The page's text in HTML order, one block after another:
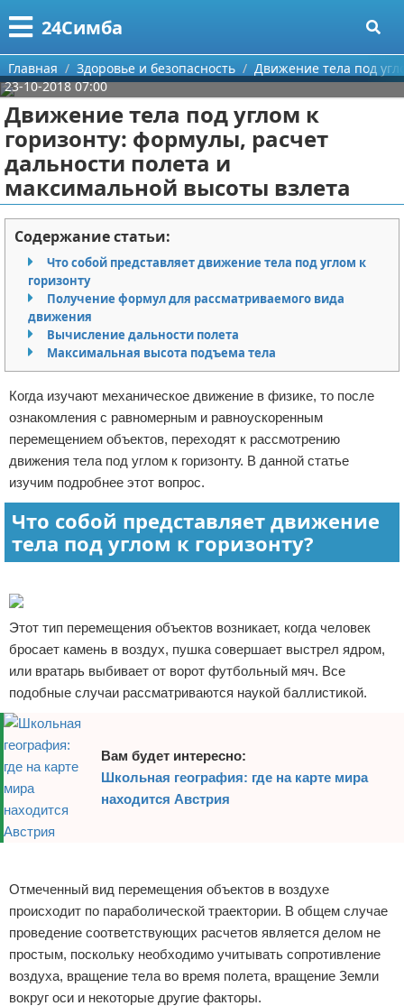
24Симба
Меню
Главная
Категории
Государство и право
Причинение вреда
Иммиграция
Здоровье и безопасность
Авторские права
Поиск
О проекте
Контакты
Сотрудничество
Размещение рекламы
Для правообладателей
Условия предоставления информации
Отказ от ответственности
Главная Здоровье и безопасность
Движение тела под
23-10-2018 07:00
Движение тела под углом к
горизонту: формулы, расчет
дальности полета и
максимальной высоты взлета
Содержание статьи:
Что собой представляет движение тела под углом к
горизонту
Получение формул для рассматриваемого вида
движения
Вычисление дальности полета
Максимальная высота подъема тела
Когда изучают механическое движение в физике, то после
ознакомления с равномерным и равноускоренным
перемещением объектов, переходят к рассмотрению
движения тела под углом к горизонту. В данной статье
изучим подробнее этот вопрос.
Что собой представляет движение
тела под углом к горизонту?
Этот тип перемещения объектов возникает, когда человек
бросает камень в воздух, пушка совершает выстрел ядром,
или вратарь выбивает от ворот футбольный мяч. Все
подобные случаи рассматриваются наукой баллистикой.
Вам будет интересно:
Школьная география: где на карте мира
находится Австрия
Отмеченный вид перемещения объектов в воздухе
происходит по параболической траектории. В общем случае
проведение соответствующих расчетов является делом не
простым, поскольку необходимо учитывать сопротивление
воздуха, вращение тела во время полета, вращение Земли
вокруг оси и некоторые другие факторы.